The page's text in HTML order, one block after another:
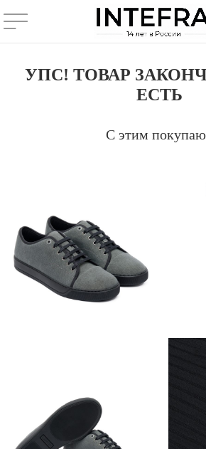
УПС! ТОВАР
ЕСТЬ
С этим